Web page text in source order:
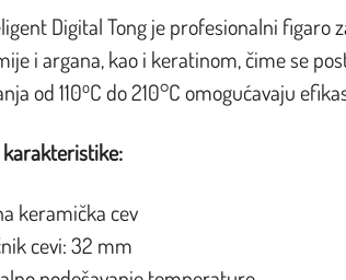
Digital Tong je profesionalni figaro
i argana, kao i keratinom, čime se
od 110oC do 210°C omogućavaju
karakteristike:
keramička cev
cevi: 32 mm